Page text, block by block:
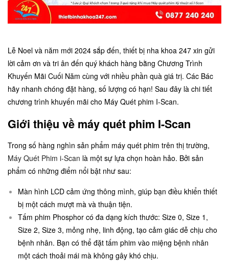
Lễ Noel và năm mới 2024 sắp đến, thiết bị nha khoa 247 xin gửi
lời cảm ơn và tri ân đến quý khách hàng bằng Chương Trình
Khuyến Mãi Cuối Năm cùng với nhiều phần quà giá trị. Các Bác
hãy nhanh chóng đặt hàng, số lượng có hạn! Sau đây là chi tiết
chương trình khuyến mãi cho Máy Quét phim I-Scan.
Giới thiệu về máy quét phim I-Scan
Trong số hàng nghìn sản phẩm máy quét phim trên thị trường,
Máy Quét Phim i-Scan là một sự lựa chọn hoàn hảo. Bởi sản
phẩm có những điểm nổi bật như sau:
Màn hình LCD cảm ứng thông mình, giúp bạn điều khiển thiết
bị một cách mượt mà và thuận tiện.
Tấm phim Phosphor có đa dạng kích thước: Size 0, Size 1,
Size 2, Size 3, mỏng nhẹ, linh động, tạo cảm giác dễ chịu cho
bệnh nhân. Bạn có thể đặt tấm phim vào miệng bệnh nhân
một cách thoải mái mà không gây khó chịu.